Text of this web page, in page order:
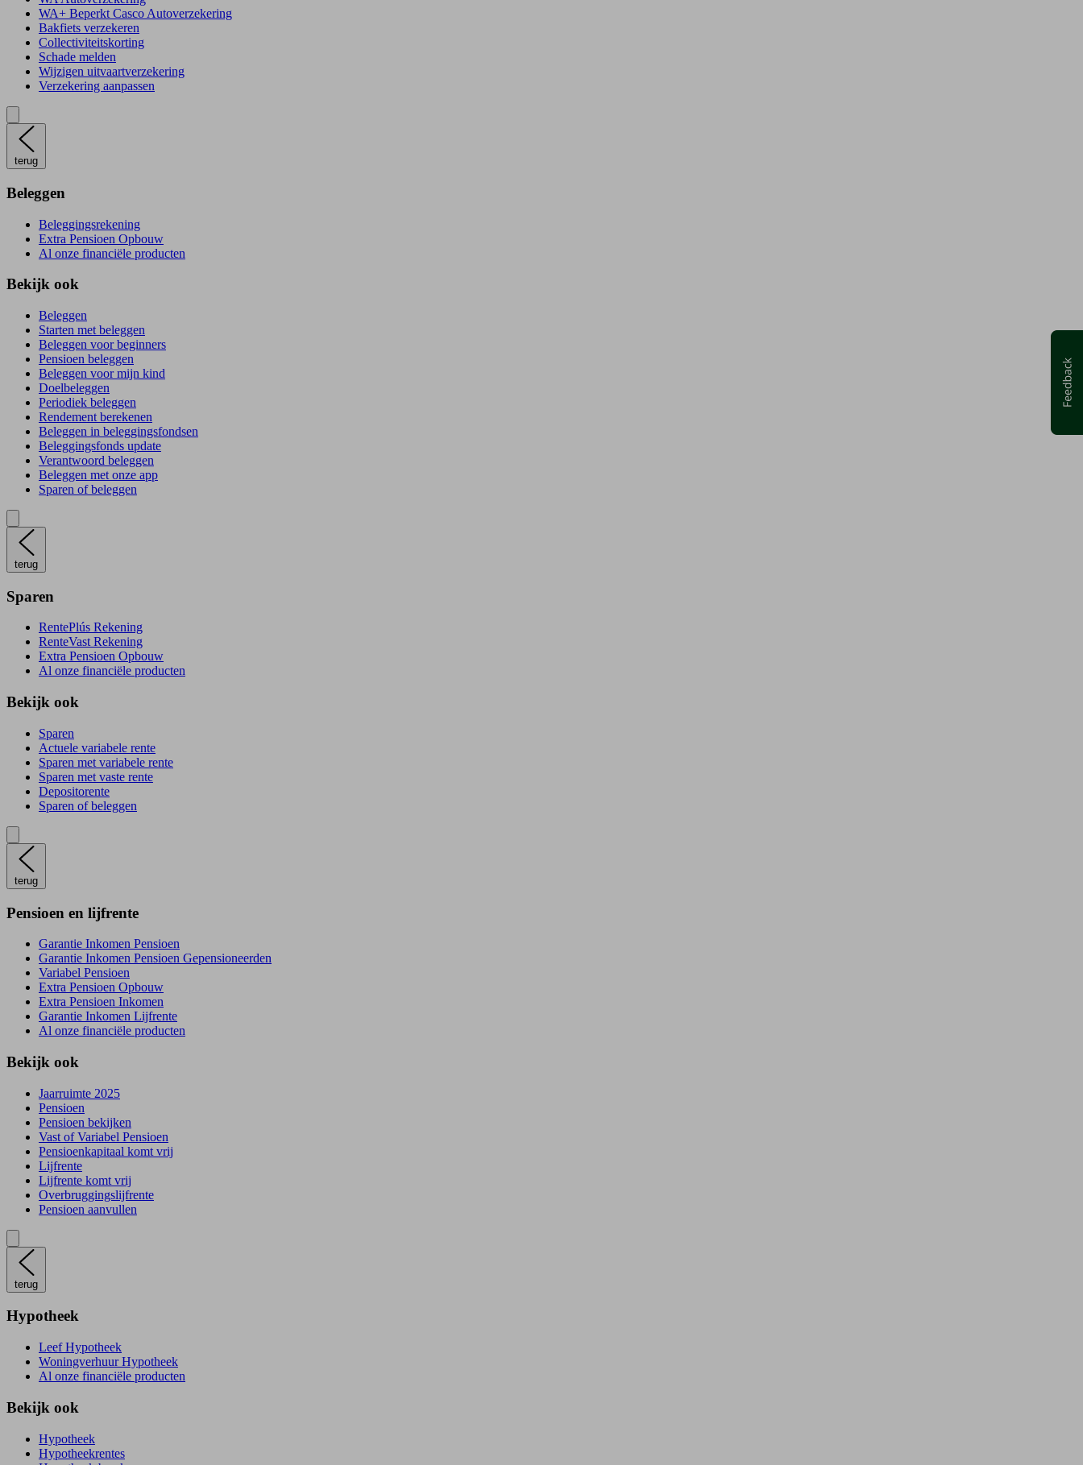
WA+ Beperkt Casco Autoverzekering
Bakfiets verzekeren
Collectiviteitskorting
Schade melden
Wijzigen uitvaartverzekering
Verzekering aanpassen
terug
Beleggen
Beleggingsrekening
Extra Pensioen Opbouw
Al onze financiële producten
Bekijk ook
Beleggen
Starten met beleggen
Beleggen voor beginners
Pensioen beleggen
Beleggen voor mijn kind
Doelbeleggen
Periodiek beleggen
Rendement berekenen
Beleggen in beleggingsfondsen
Beleggingsfonds update
Verantwoord beleggen
Beleggen met onze app
Sparen of beleggen
terug
Sparen
RentePlús Rekening
RenteVast Rekening
Extra Pensioen Opbouw
Al onze financiële producten
Bekijk ook
Sparen
Actuele variabele rente
Sparen met variabele rente
Sparen met vaste rente
Depositorente
Sparen of beleggen
terug
Pensioen en lijfrente
Garantie Inkomen Pensioen
Garantie Inkomen Pensioen Gepensioneerden
Variabel Pensioen
Extra Pensioen Opbouw
Extra Pensioen Inkomen
Garantie Inkomen Lijfrente
Al onze financiële producten
Bekijk ook
Jaarruimte 2025
Pensioen
Pensioen bekijken
Vast of Variabel Pensioen
Pensioenkapitaal komt vrij
Lijfrente
Lijfrente komt vrij
Overbruggingslijfrente
Pensioen aanvullen
terug
Hypotheek
Leef Hypotheek
Woningverhuur Hypotheek
Al onze financiële producten
Bekijk ook
Hypotheek
Hypotheekrentes